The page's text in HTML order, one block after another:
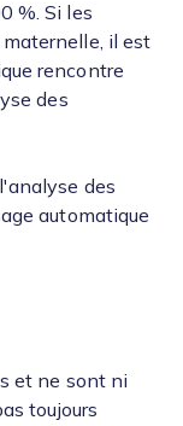
%. Si les
il est
rencontre
des
des
automatique
et ne sont ni
toujours